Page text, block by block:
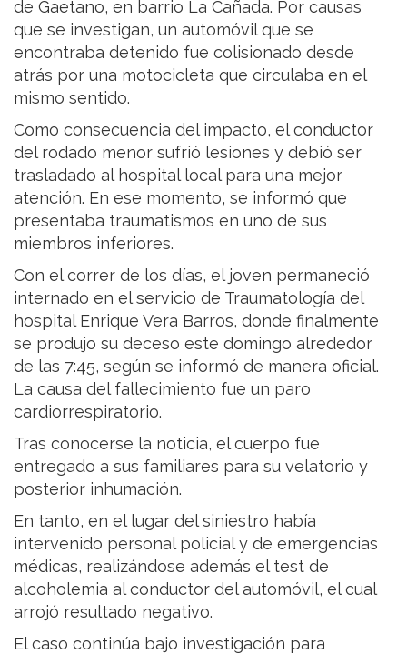
de Gaetano, en barrio La Cañada. Por causas
que se investigan, un automóvil que se
encontraba detenido fue colisionado desde
atrás por una motocicleta que circulaba en el
mismo sentido.
Como consecuencia del impacto, el conductor
del rodado menor sufrió lesiones y debió ser
trasladado al hospital local para una mejor
atención. En ese momento, se informó que
presentaba traumatismos en uno de sus
miembros inferiores.
Con el correr de los días, el joven permaneció
internado en el servicio de Traumatología del
hospital Enrique Vera Barros, donde finalmente
se produjo su deceso este domingo alrededor
de las 7:45, según se informó de manera oficial.
La causa del fallecimiento fue un paro
cardiorrespiratorio.
Tras conocerse la noticia, el cuerpo fue
entregado a sus familiares para su velatorio y
posterior inhumación.
En tanto, en el lugar del siniestro había
intervenido personal policial y de emergencias
médicas, realizándose además el test de
alcoholemia al conductor del automóvil, el cual
arrojó resultado negativo.
El caso continúa bajo investigación para